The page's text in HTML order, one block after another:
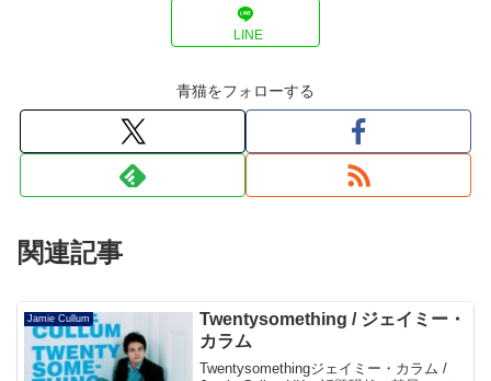
LINE
青猫をフォローする
関連記事
Jamie Cullum
Twentysomething / ジェイミー・
カラム
Twentysomethingジェイミー・カラム /